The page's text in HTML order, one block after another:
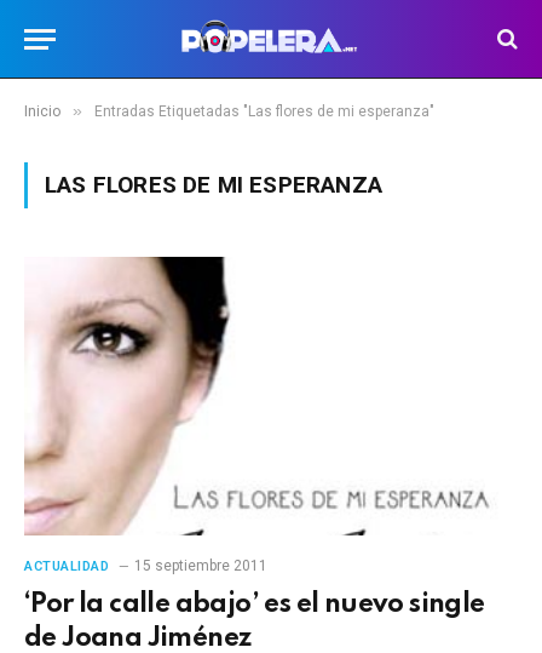
Inicio » Entradas Etiquetadas "Las flores de mi esperanza"
LAS FLORES DE MI ESPERANZA
ACTUALIDAD 15 septiembre 2011
‘Por la calle abajo’ es el nuevo single
de Joana Jiménez